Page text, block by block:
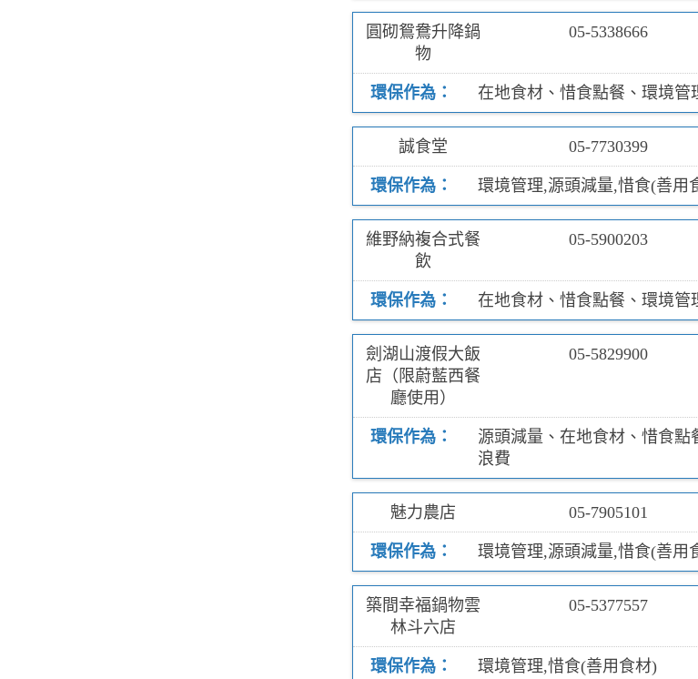
圓砌鴛鴦升降鍋
物
05-5338666
環保作為： 在地食材、惜食點餐、環境
誠食堂 05-7730399
環保作為：
環境管理,源頭減量,惜食(善用
維野納複合式餐
飲
05-5900203
環保作為： 在地食材、惜食點餐、環境
劍湖山渡假大飯
店（限蔚藍西餐
廳使用）
05-5829900
環保作為：
源頭減量、在地食材、惜食
浪費
魅力農店 05-7905101
環保作為：
環境管理,源頭減量,惜食(善用
築間幸福鍋物雲
林斗六店
05-5377557
環保作為： 環境管理,惜食(善用食材)